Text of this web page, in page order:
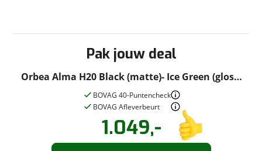
Pak jouw deal
Orbea Alma H20 Black (matte)- Ice Green (gloss)
XL 2022
BOVAG 40-Puntencheck
BOVAG Afleverbeurt
1.049,-
Vraag eenproefrit
aan!
Stel eenvraag!